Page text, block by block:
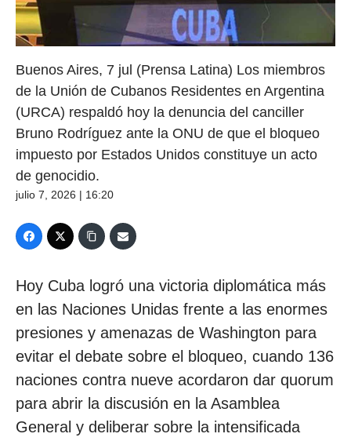
Buenos Aires, 7 jul (Prensa Latina) Los miembros
de la Unión de Cubanos Residentes en Argentina
(URCA) respaldó hoy la denuncia del canciller
Bruno Rodríguez ante la ONU de que el bloqueo
impuesto por Estados Unidos constituye un acto
de genocidio.
julio 7, 2026 | 16:20
Hoy Cuba logró una victoria diplomática más
en las Naciones Unidas frente a las enormes
presiones y amenazas de Washington para
evitar el debate sobre el bloqueo, cuando 136
naciones contra nueve acordaron dar quorum
para abrir la discusión en la Asamblea
General y deliberar sobre la intensificada